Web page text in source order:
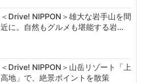
＜Drive! NIPPON＞雄大な岩手山を間
近に。自然もグルメも堪能する岩…
＜Drive! NIPPON＞山岳リゾート「上
高地」で、絶景ポイントを散策